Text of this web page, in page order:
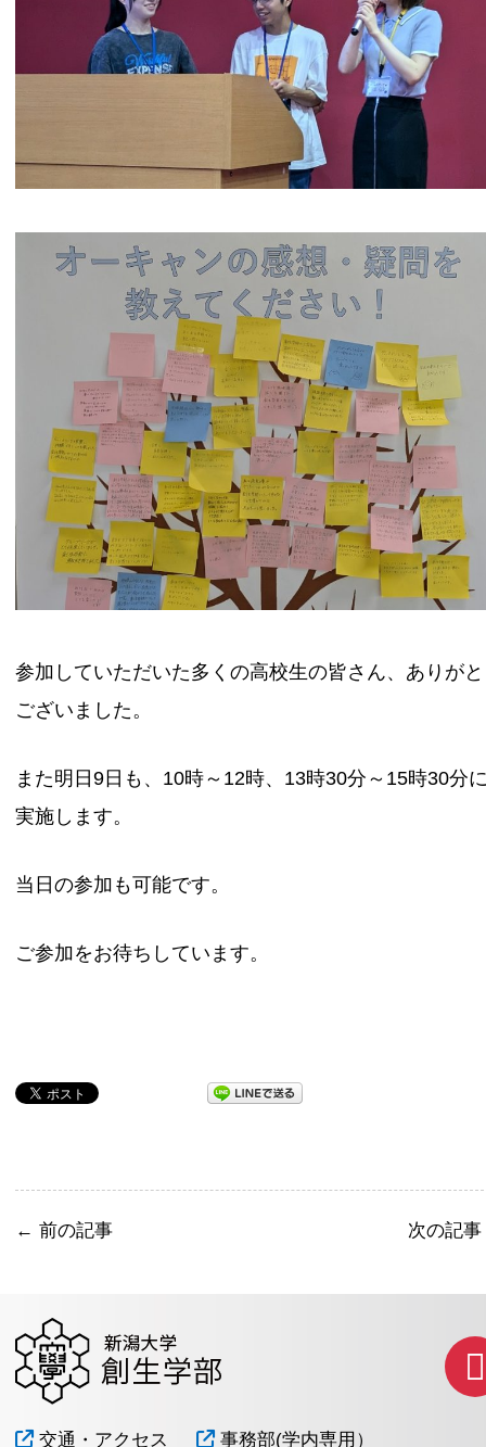
参加していただいた多くの高校生の皆さん、ありが
ございました。
また明日9日も、10時～12時、13時30分～15時30分
実施します。
当日の参加も可能です。
ご参加をお待ちしています。
← 前の記事 次の記事
交通・アクセス 事務部(学内専用）